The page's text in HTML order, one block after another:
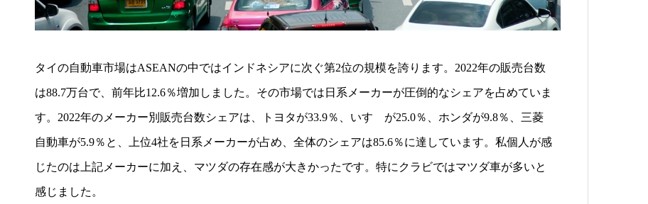
タイの自動車市場はASEANの中ではインドネシアに次ぐ第2位の規模を誇ります。2022年の販売台数
は88.7万台で、前年比12.6％増加しました。その市場では日系メーカーが圧倒的なシェアを占めていま
す。2022年のメーカー別販売台数シェアは、トヨタが33.9％、いすゞが25.0％、ホンダが9.8％、三菱
自動車が5.9％と、上位4社を日系メーカーが占め、全体のシェアは85.6％に達しています。私個人が感
じたのは上記メーカーに加え、マツダの存在感が大きかったです。特にクラビではマツダ車が多いと
感じました。